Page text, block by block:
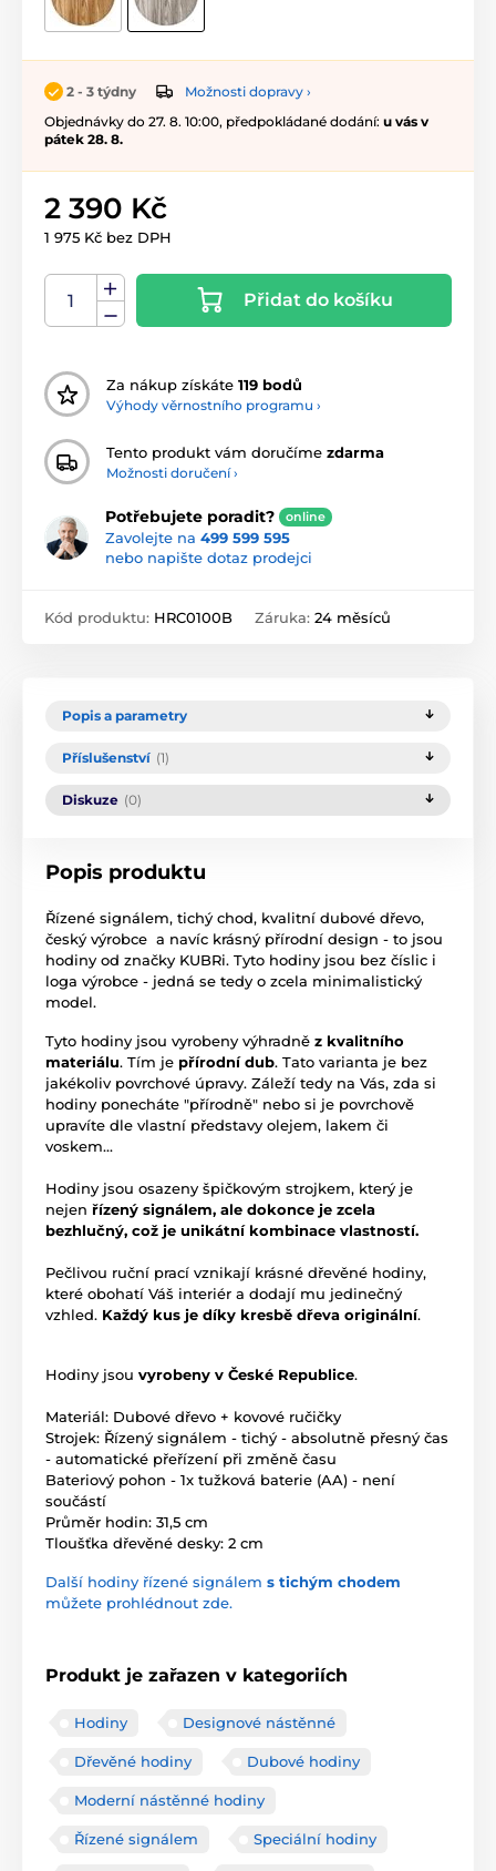
2 - 3 týdny
Možnosti dopravy ›
Objednávky do 27. 8. 10:00, předpokládané dodání: u vás v
pátek 28. 8.
2 390 Kč
1 975 Kč bez DPH
Přidat do košíku
Za nákup získáte 119 bodů
Výhody věrnostního programu ›
Tento produkt vám doručíme zdarma
Možnosti doručení ›
Potřebujete poradit? online
Zavolejte na 499 599 595
nebo napište dotaz prodejci
Kód produktu: HRC0100B Záruka: 24 měsíců
Popis a parametry
Příslušenství (1)
Diskuze (0)
Popis produktu
Řízené signálem, tichý chod, kvalitní dubové dřevo,
český výrobce a navíc krásný přírodní design - to jsou
hodiny od značky KUBRi. Tyto hodiny jsou bez číslic i
loga výrobce - jedná se tedy o zcela minimalistický
model.
Tyto hodiny jsou vyrobeny výhradně z kvalitního
materiálu. Tím je přírodní dub. Tato varianta je bez
jakékoliv povrchové úpravy. Záleží tedy na Vás, zda si
hodiny ponecháte "přírodně" nebo si je povrchově
upravíte dle vlastní představy olejem, lakem či
voskem...
Hodiny jsou osazeny špičkovým strojkem, který je
nejen řízený signálem, ale dokonce je zcela
bezhlučný, což je unikátní kombinace vlastností.
Pečlivou ruční prací vznikají krásné dřevěné hodiny,
které obohatí Váš interiér a dodají mu jedinečný
vzhled. Každý kus je díky kresbě dřeva originální.
Hodiny jsou vyrobeny v České Republice.
Materiál: Dubové dřevo + kovové ručičky
Strojek: Řízený signálem - tichý - absolutně přesný čas
- automatické přeřízení při změně času
Bateriový pohon - 1x tužková baterie (AA) - není
součástí
Průměr hodin: 31,5 cm
Tloušťka dřevěné desky: 2 cm
Další hodiny řízené signálem s tichým chodem
můžete prohlédnout zde.
Produkt je zařazen v kategoriích
Hodiny Designové nástěnné
Dřevěné hodiny Dubové hodiny
Moderní nástěnné hodiny
Řízené signálem Speciální hodiny